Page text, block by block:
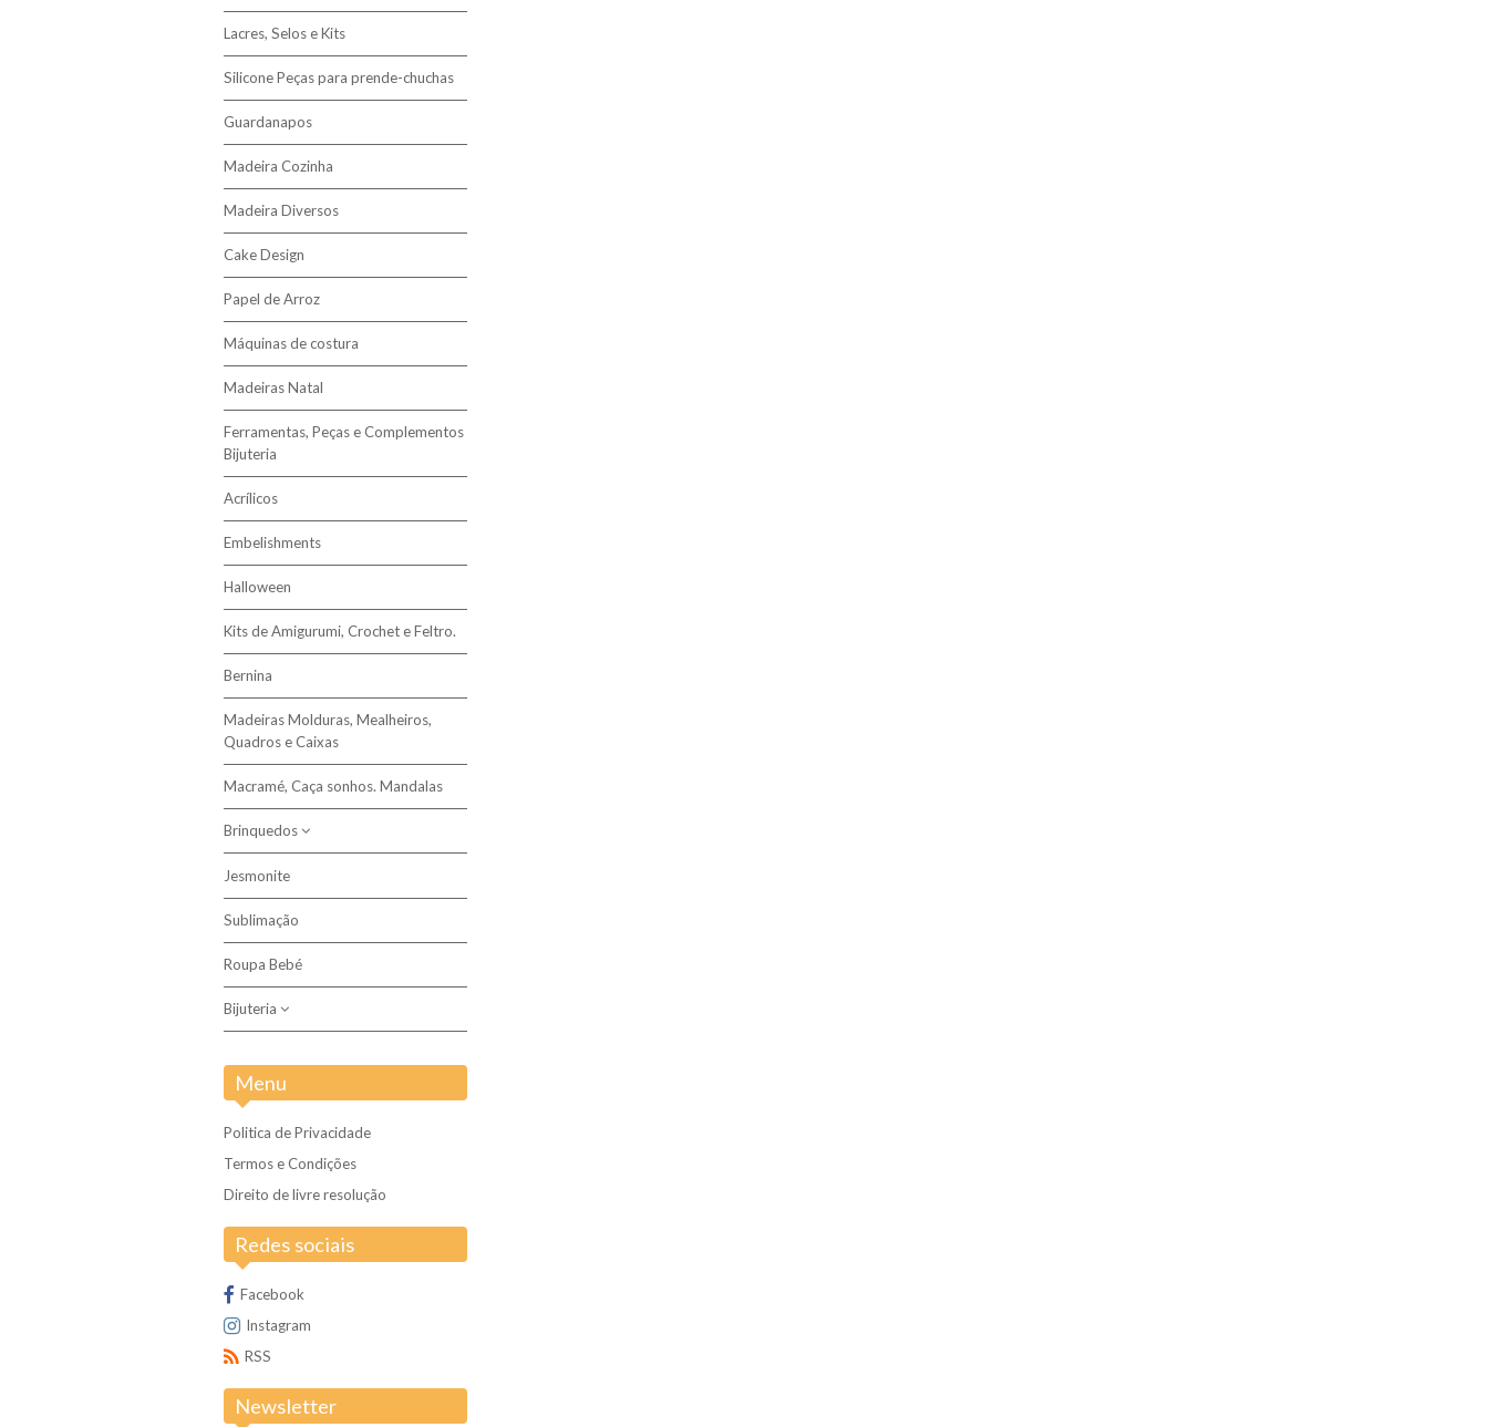
Lacres, Selos e Kits
Silicone Peças para prende-chuchas
Guardanapos
Madeira Cozinha
Madeira Diversos
Cake Design
Papel de Arroz
Máquinas de costura
Madeiras Natal
Ferramentas, Peças e Complementos
Bijuteria
Acrílicos
Embelishments
Halloween
Kits de Amigurumi, Crochet e Feltro.
Bernina
Madeiras Molduras, Mealheiros,
Quadros e Caixas
Macramé, Caça sonhos. Mandalas
Brinquedos
Dos 3 aos 6 anos
Dos 0 aos 3 anos
Jesmonite
Sublimação
Roupa Bebé
Bijuteria
Menu
Politica de Privacidade
Termos e Condições
Direito de livre resolução
Redes sociais
Facebook
Instagram
RSS
Newsletter